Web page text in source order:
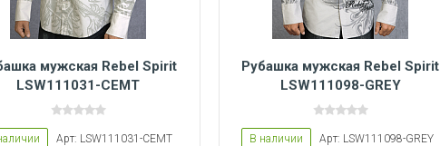
мужская Rebel Spirit
LSW111031-CEMT
Арт: LSW111031-CEMT
Рубашка мужская Rebel Spirit
LSW111098-GREY
В наличии Арт: LSW111098-GREY
S L S M